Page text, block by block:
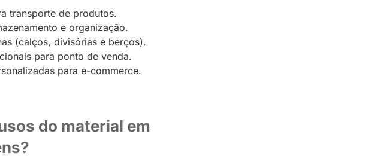
transporte de produtos.
e organização.
(calços, divisórias e berços).
para ponto de venda.
para e-commerce.
do material em